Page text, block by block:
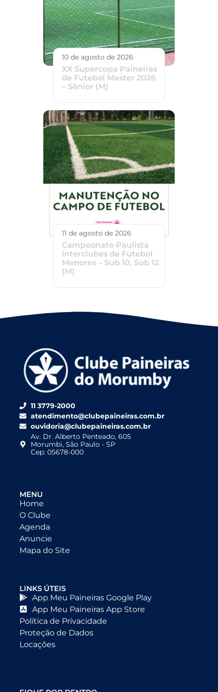
10 de agosto de 2026
XX Supercopa Paineiras
de Futebol Master 2026
– Sênior (M)
11 de agosto de 2026
Campeonato Paulista
Interclubes de Futebol
Menores – Sub 10, Sub 12
(M)
11 3779-2000
atendimento@clubepaineiras.com.br
ouvidoria@clubepaineiras.com.br
Av. Dr. Alberto Penteado, 605
Morumbi, São Paulo - SP
Cep: 05678-000
MENU
Home
O Clube
Agenda
Anuncie
Mapa do Site
LINKS ÚTEIS
App Meu Paineiras Google Play
App Meu Paineiras App Store
Política de Privacidade
Proteção de Dados
Locações